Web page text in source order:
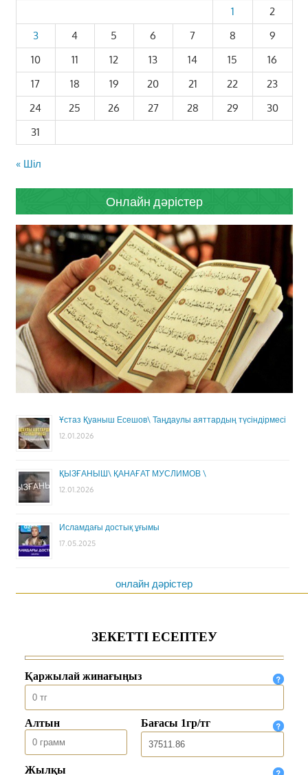
1
2
3
4 5 6 7 8
9
10
11 12 13 14 15
16
17
18 19 20 21 22
23
24
25 26 27 28 29
30
31
« Шіл
Онлайн дәрістер
Ұстаз Қуаныш Есешов\ Таңдаулы аяттардың түсіндірмесі
12.01.2026
ҚЫЗҒАНЫШ\ ҚАНАҒАТ МУСЛИМОВ \
12.01.2026
Исламдағы достық ұғымы
17.05.2025
онлайн дәрістер